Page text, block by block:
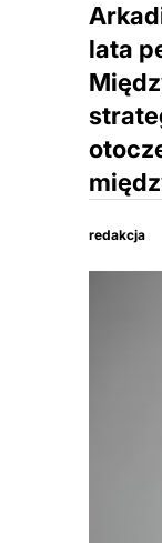
lata
redakcja